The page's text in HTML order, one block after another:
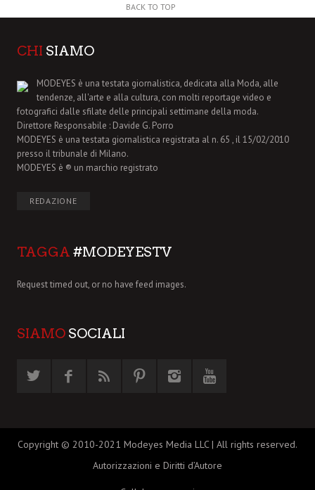
BACK TO TOP
CHI SIAMO
MODEYES è una testata giornalistica, dedicata alla Moda, alle
tendenze, all'arte e alla cultura, con molti reportage video e
fotografici dalle sfilate delle principali settimane della moda.
Direttore Responsabile : Davide G. Porro
MODEYES è una testata giornalistica registrata al n. 65 , il 15/02/2010
presso il tribunale di Milano.
MODEYES è ® un marchio registrato
REDAZIONE
TAGGA #MODEYESTV
Request timed out, or no have feed images.
SIAMO SOCIALI
Copyright © 2010-2021 Modeyes Media LLC | All rights reserved.
Autorizzazioni e Diritti d’Autore